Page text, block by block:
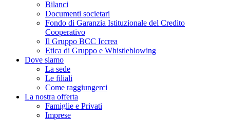
Bilanci
Documenti societari
Fondo di Garanzia Istituzionale del Credito
Cooperativo
Il Gruppo BCC Iccrea
Etica di Gruppo e Whistleblowing
Dove siamo
La sede
Le filiali
Come raggiungerci
La nostra offerta
Famiglie e Privati
Imprese